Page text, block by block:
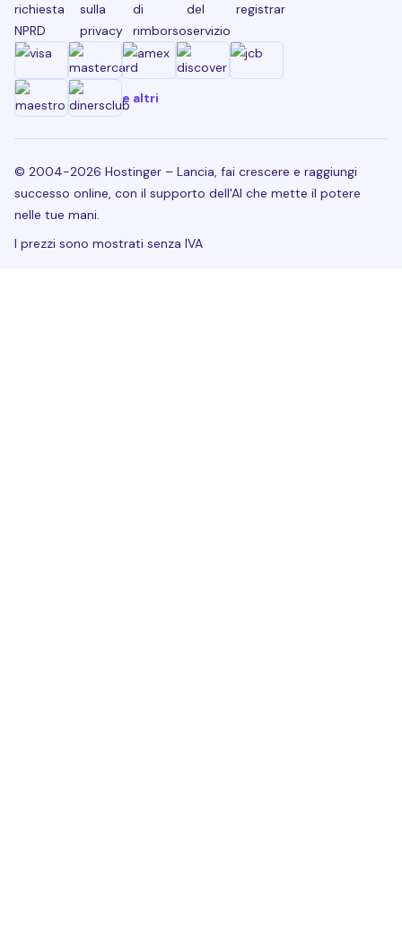
richiesta
NPRD
sulla
privacy
di
rimborso
del
servizio
registrar
e altri
© 2004-2026 Hostinger – Lancia, fai crescere e raggiungi
successo online, con il supporto dell'AI che mette il potere
nelle tue mani.
I prezzi sono mostrati senza IVA